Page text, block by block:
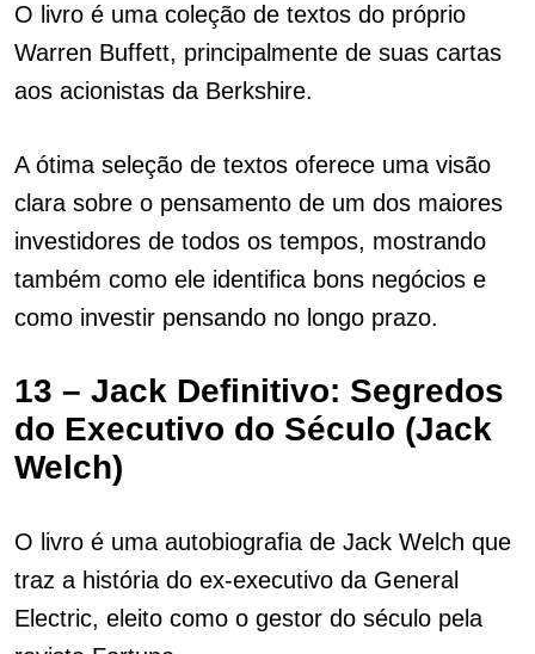
O livro é uma coleção de textos do próprio
Warren Buffett, principalmente de suas cartas
aos acionistas da Berkshire.
A ótima seleção de textos oferece uma visão
clara sobre o pensamento de um dos maiores
investidores de todos os tempos, mostrando
também como ele identifica bons negócios e
como investir pensando no longo prazo.
13 – Jack Definitivo: Segredos
do Executivo do Século (Jack
Welch)
O livro é uma autobiografia de Jack Welch que
traz a história do ex-executivo da General
Electric, eleito como o gestor do século pela